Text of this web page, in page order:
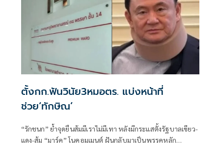
ตั้งกก.ฟันวินัย3หมอตร. แบ่งหน้าที่
ช่วย‘ทักษิณ’
“รักชนก” ย้ำจุดยืนส้มมีเราไม่มีเทา หลังมีกระแสตั้งรัฐบาลเขียว-
แดง-ส้ม “มาร์ค” โนคอมเมนต์ ฝันกลับมาเป็นพรรคหลัก